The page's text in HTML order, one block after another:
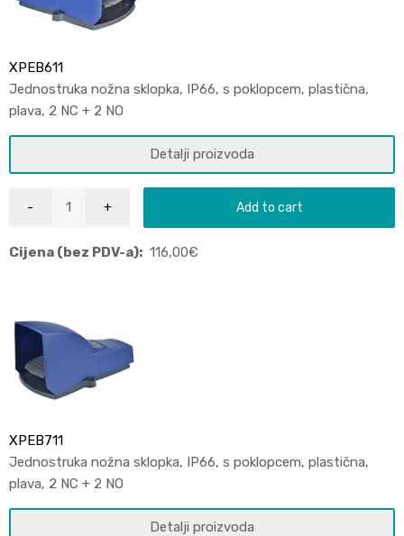
XPEB611
Jednostruka nožna sklopka, IP66, s poklopcem, plastična,
plava, 2 NC + 2 NO
Detalji proizvoda
Add to cart
Cijena (bez PDV-a): 116,00€
XPEB711
Jednostruka nožna sklopka, IP66, s poklopcem, plastična,
plava, 2 NC + 2 NO
Detalji proizvoda